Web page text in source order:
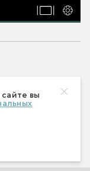
вы
фантастику
прочего — в
D&D.